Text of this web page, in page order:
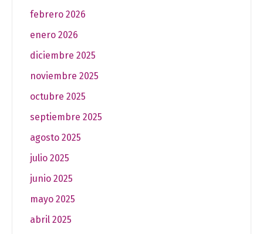
febrero 2026
enero 2026
diciembre 2025
noviembre 2025
octubre 2025
septiembre 2025
agosto 2025
julio 2025
junio 2025
mayo 2025
abril 2025